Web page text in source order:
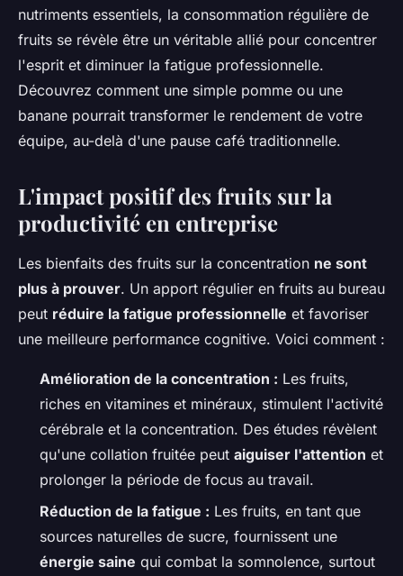
Lilou•28 mai 2024•3 min de lecture
nutriments essentiels, la consommation régulière de
fruits se révèle être un véritable allié pour concentrer
l'esprit et diminuer la fatigue professionnelle.
Découvrez comment une simple pomme ou une
banane pourrait transformer le rendement de votre
équipe, au-delà d'une pause café traditionnelle.
L'impact positif des fruits sur la
productivité en entreprise
Les bienfaits des fruits sur la concentration ne sont
plus à prouver. Un apport régulier en fruits au bureau
peut réduire la fatigue professionnelle et favoriser
une meilleure performance cognitive. Voici comment :
Amélioration de la concentration : Les fruits,
riches en vitamines et minéraux, stimulent l'activité
cérébrale et la concentration. Des études révèlent
qu'une collation fruitée peut aiguiser l'attention et
prolonger la période de focus au travail.
Réduction de la fatigue : Les fruits, en tant que
sources naturelles de sucre, fournissent une
énergie saine qui combat la somnolence, surtout